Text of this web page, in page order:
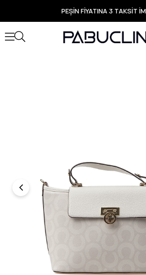
PEŞİN FİYATINA 3 TAKSİT
TÜM ÜRÜNLERDE ÜCRETSİZ
Yeni Sezon Ürünlerde Özel
Seçili Ürünlerde Hızlı